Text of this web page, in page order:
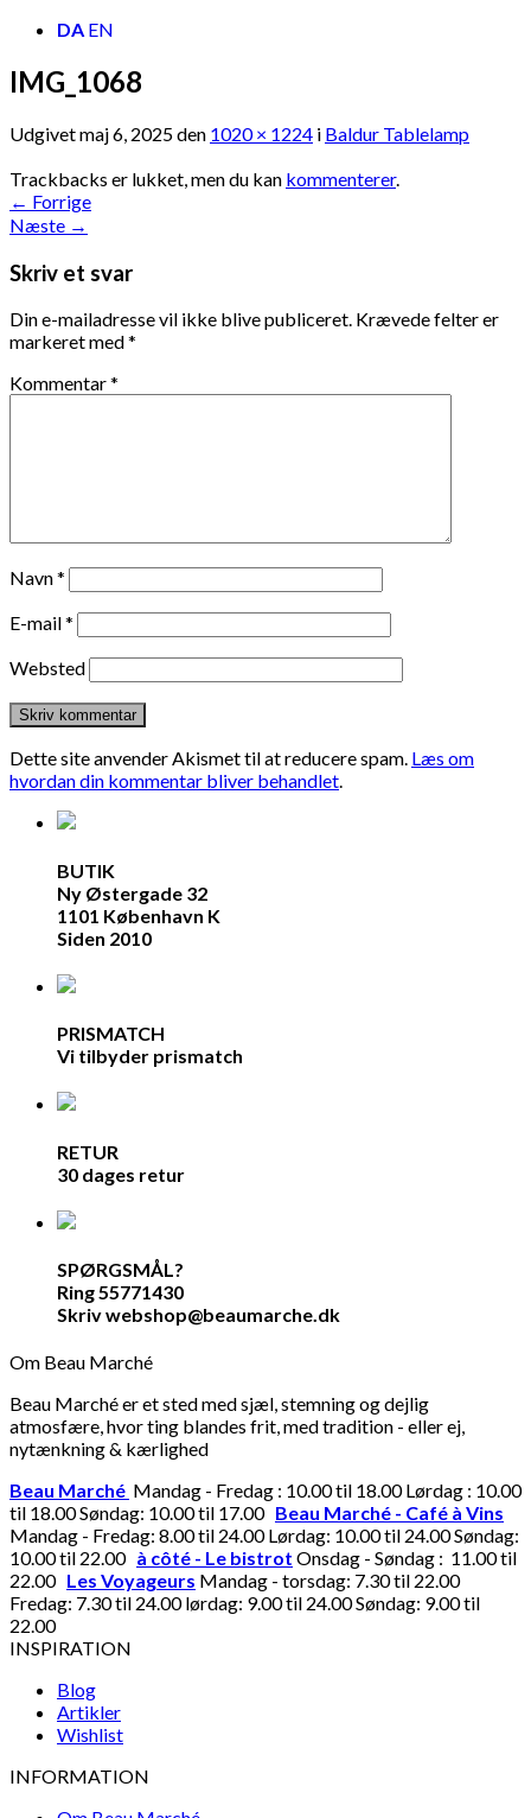
DA EN
IMG_1068
Udgivetmaj 6, 2025den 1020 × 1224 i Baldur Tablelamp
Trackbacks er lukket, men du kan kommenterer.
← Forrige
Næste →
Skriv et svar
Din e-mailadresse vil ikke blive publiceret. Krævede felter er
markeret med*
Kommentar*
Navn*
E-mail*
Websted
Dette site anvender Akismet til at reducere spam. Læs om
hvordan din kommentar bliver behandlet.
BUTIK
Ny Østergade 32
1101 København K
Siden 2010
PRISMATCH
Vi tilbyder prismatch
RETUR
30 dages retur
SPØRGSMÅL?
Ring 55771430
Skriv webshop@beaumarche.dk
Om Beau Marché
Beau Marché er et sted med sjæl, stemning og dejlig
atmosfære, hvor ting blandes frit, med tradition - eller ej,
nytænkning & kærlighed
Beau Marché Mandag - Fredag : 10.00 til 18.00 Lørdag : 10.00
til 18.00 Søndag: 10.00 til 17.00 Beau Marché - Café à Vins
Mandag - Fredag: 8.00 til 24.00 Lørdag: 10.00 til 24.00 Søndag:
10.00 til 22.00 à côté - Le bistrot Onsdag - Søndag : 11.00 til
22.00 Les Voyageurs Mandag - torsdag: 7.30 til 22.00
Fredag: 7.30 til 24.00 lørdag: 9.00 til 24.00 Søndag: 9.00 til
22.00
INSPIRATION
Blog
Artikler
Wishlist
INFORMATION